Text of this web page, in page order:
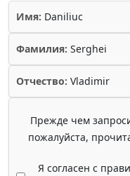
Имя: Daniliuc
Фамилия: Serghei
Отчество: Vladimir
Прежде чем
пожалуйста,
Я согласен с